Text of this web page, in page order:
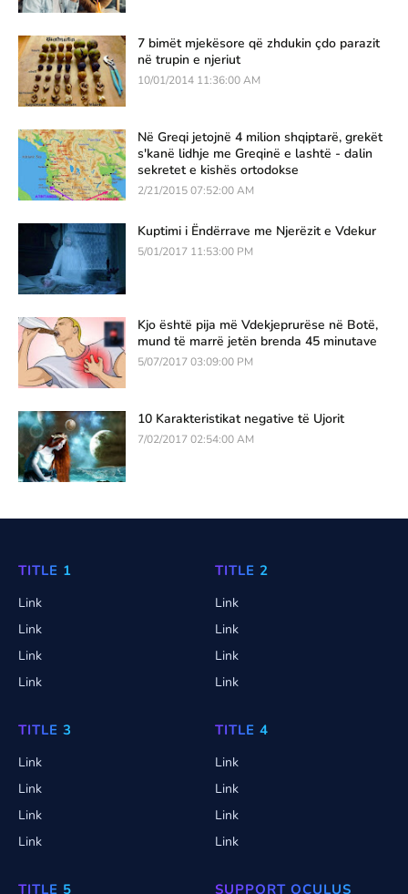
7 bimët mjekësore që zhdukin çdo parazit
në trupin e njeriut
10/01/2014 11:36:00 AM
Në Greqi jetojnë 4 milion shqiptarë, grekët
s'kanë lidhje me Greqinë e lashtë - dalin
sekretet e kishës ortodokse
2/21/2015 07:52:00 AM
Kuptimi i Ëndërrave me Njerëzit e Vdekur
5/01/2017 11:53:00 PM
Kjo është pija më Vdekjeprurëse në Botë,
mund të marrë jetën brenda 45 minutave
5/07/2017 03:09:00 PM
10 Karakteristikat negative të Ujorit
7/02/2017 02:54:00 AM
TITLE 1
Link
Link
Link
Link
TITLE 2
Link
Link
Link
Link
TITLE 3
Link
Link
Link
Link
TITLE 4
Link
Link
Link
Link
TITLE 5 SUPPORT OCULUS